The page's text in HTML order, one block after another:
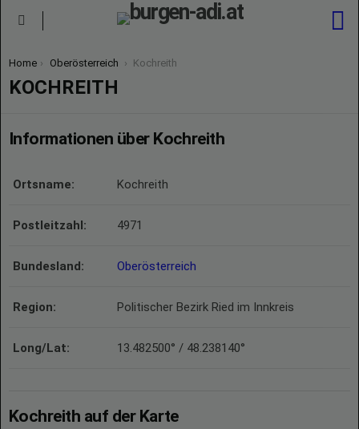
You are here:
Home Oberösterreich Kochreith
KOCHREITH
Informationen über Kochreith
Ortsname: Kochreith
Postleitzahl: 4971
Bundesland: Oberösterreich
Region: Politischer Bezirk Ried im Innkreis
Long/Lat: 13.482500° / 48.238140°
Kochreith auf der Karte